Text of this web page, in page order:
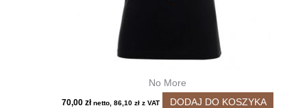
No More
70,00zł netto,86,10zł z VAT DODAJ DO KOSZYKA